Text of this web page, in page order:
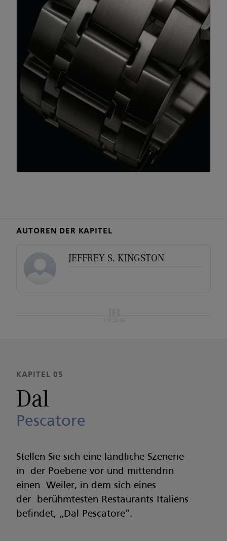
AUTOREN DER KAPITEL
JEFFREY S. KINGSTON
KAPITEL 05
Dal
Pescatore
Stellen Sie sich eine ländliche Szenerie
in der Poebene vor und mittendrin
einen Weiler, in dem sich eines
der berühmtesten Restaurants Italiens
befindet, „Dal Pescatore“.